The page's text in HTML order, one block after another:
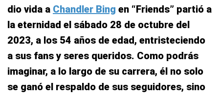
dio vida a Chandler Bing en “Friends” partió a
la eternidad el sábado 28 de octubre del
2023, a los 54 años de edad, entristeciendo
a sus fans y seres queridos. Como podrás
imaginar, a lo largo de su carrera, él no solo
se ganó el respaldo de sus seguidores, sino